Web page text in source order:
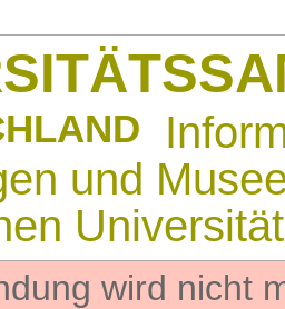
und
wird nicht